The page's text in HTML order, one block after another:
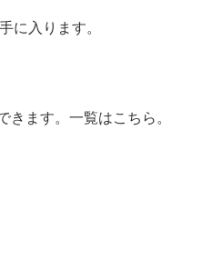
に入ります。
きます。一覧はこちら。